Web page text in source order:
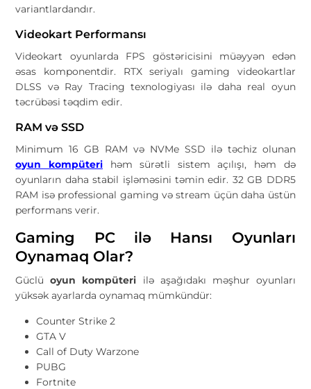
variantlardandır.
Videokart Performansı
Videokart oyunlarda FPS göstəricisini müəyyən edən
əsas komponentdir. RTX seriyalı gaming videokartlar
DLSS və Ray Tracing texnologiyası ilə daha real oyun
təcrübəsi təqdim edir.
RAM və SSD
Minimum 16 GB RAM və NVMe SSD ilə təchiz olunan
oyun kompüteri həm sürətli sistem açılışı, həm də
oyunların daha stabil işləməsini təmin edir. 32 GB DDR5
RAM isə professional gaming və stream üçün daha üstün
performans verir.
Gaming PC ilə Hansı Oyunları
Oynamaq Olar?
Güclüoyun kompüteri ilə aşağıdakı məşhur oyunları
yüksək ayarlarda oynamaq mümkündür:
Counter Strike 2
GTA V
Call of Duty Warzone
PUBG
Fortnite